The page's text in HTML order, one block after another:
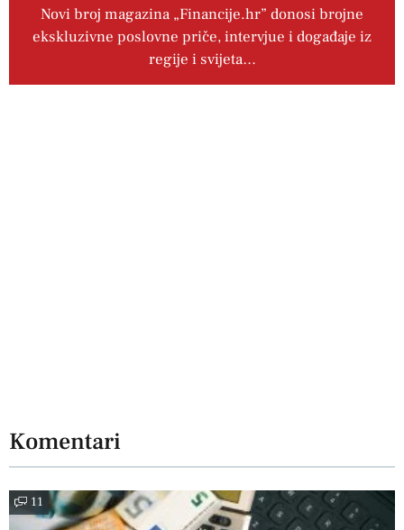
Novi broj magazina „Financije.hr” donosi brojne
ekskluzivne poslovne priče, intervjue i događaje iz
regije i svijeta…
Komentari
11